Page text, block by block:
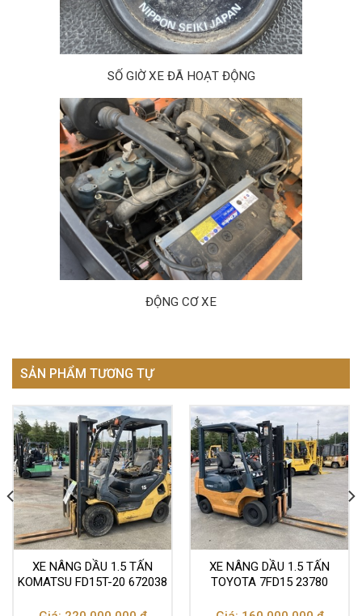
SỐ GIỜ XE ĐÃ HOẠT ĐỘNG
ĐỘNG CƠ XE
SẢN PHẨM TƯƠNG TỰ
XE NÂNG DẦU 1.5 TẤN
KOMATSU FD15T-20 672038
XE NÂNG DẦU 1.5 TẤN
TOYOTA 7FD15 23780